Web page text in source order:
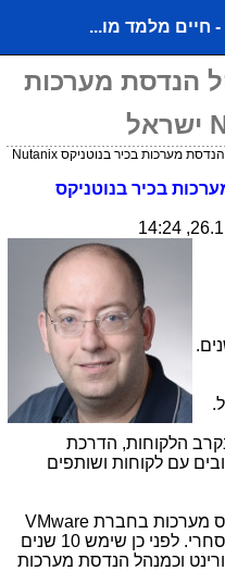
הנדסת מערכות
>> חיים מלמד מונה למנהל הנדסת מערכות בכיר בנוטניקס Nutanix
בכיר בנוטניקס
הלקוחות, הדרכת
עם לקוחות ושותפים
מערכות בחברת VMware
עם אחריות על השוק הממשלתי והמסחרי. לפני כן שימש 10 שנים
וכמנהל הנדסת מערכות